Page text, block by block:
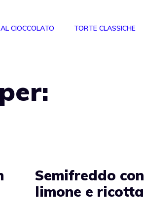
CIOCCOLATO TORTE CLASSICHE
Semifreddo con
limone e ricotta